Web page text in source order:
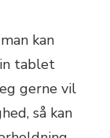
kan
tablet
gerne vil
så kan